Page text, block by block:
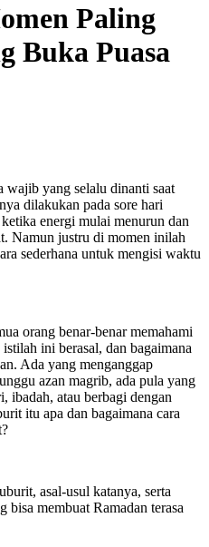
Paling
Buka Puasa
wajib yang selalu dinanti saat
dilakukan pada sore hari
energi mulai menurun dan
Namun justru di momen inilah
sederhana untuk mengisi waktu
orang benar-benar memahami
ini berasal, dan bagaimana
Ada yang menganggap
azan magrib, ada pula yang
ibadah, atau berbagi dengan
itu apa dan bagaimana cara
asal-usul katanya, serta
bisa membuat Ramadan terasa